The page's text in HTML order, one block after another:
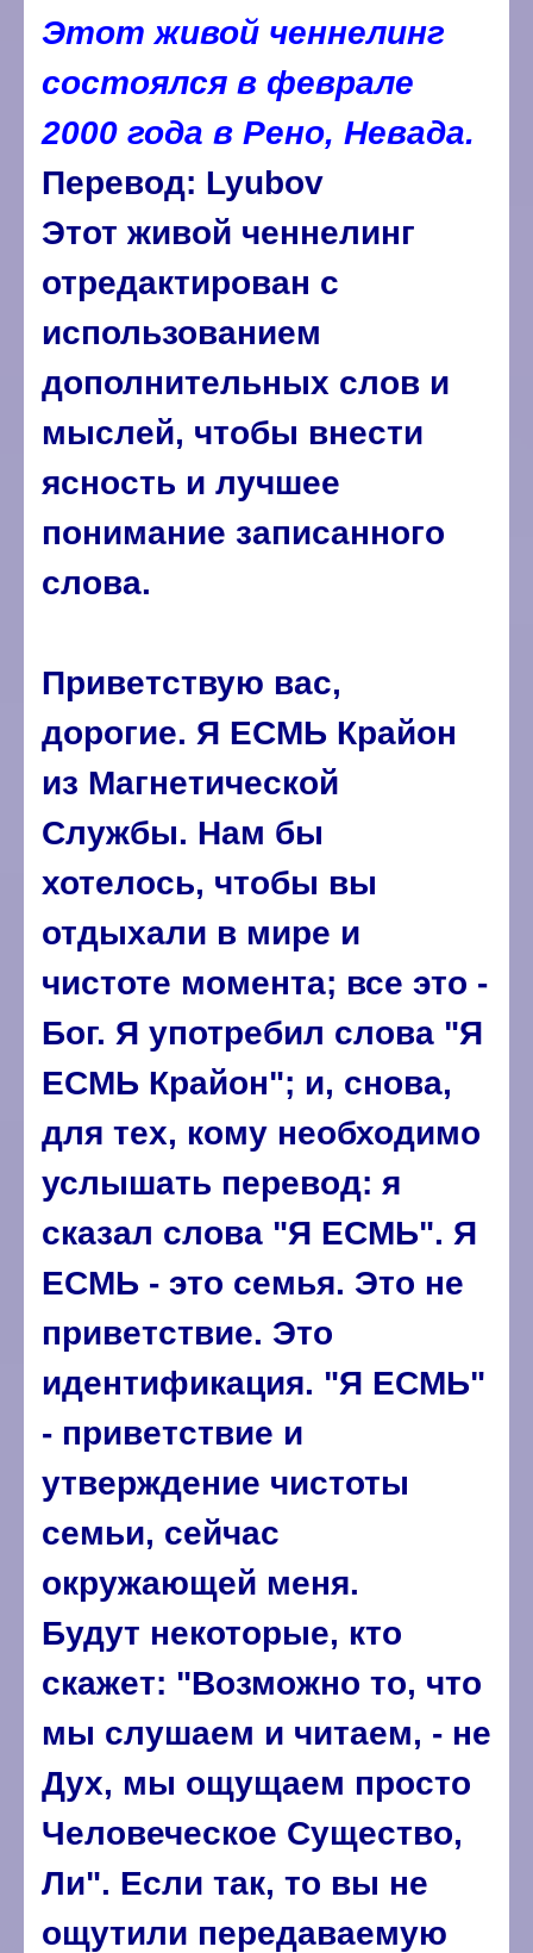
Этот живой ченнелинг
состоялся в феврале
2000 года в Рено, Невада.
Перевод: Lyubov
Этот живой ченнелинг
отредактирован с
использованием
дополнительных слов и
мыслей, чтобы внести
ясность и лучшее
понимание записанного
слова.
Приветствую вас,
дорогие. Я ЕСМЬ Крайон
из Магнетической
Службы. Нам бы
хотелось, чтобы вы
отдыхали в мире и
чистоте момента; все это -
Бог. Я употребил слова "Я
ЕСМЬ Крайон"; и, снова,
для тех, кому необходимо
услышать перевод: я
сказал слова "Я ЕСМЬ". Я
ЕСМЬ - это семья. Это не
приветствие. Это
идентификация. "Я ЕСМЬ"
- приветствие и
утверждение чистоты
семьи, сейчас
окружающей меня.
Будут некоторые, кто
скажет: "Возможно то, что
мы слушаем и читаем, - не
Дух, мы ощущаем просто
Человеческое Существо,
Ли". Если так, то вы не
ощутили передаваемую